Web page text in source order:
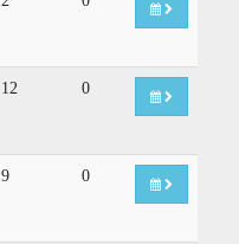
12 0
9 0